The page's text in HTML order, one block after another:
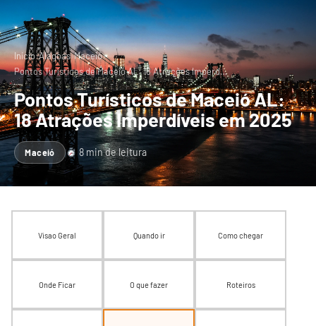
Início›Alagoas›Maceió›
Pontos Turísticos de Maceió AL: 18 Atrações Imperd…
Pontos Turísticos de Maceió AL:
18 Atrações Imperdíveis em 2025
Maceió 8 min de leitura
Visao Geral Quando ir Como chegar
Onde Ficar O que fazer Roteiros